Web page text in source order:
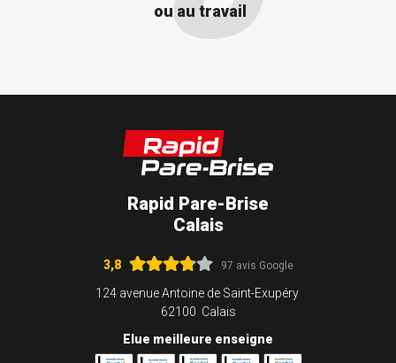
ou au travail
Rapid Pare-Brise
Calais
3,8 97 avis Google
124 avenue Antoine de Saint-Exupéry
62100 Calais
Elue meilleure enseigne